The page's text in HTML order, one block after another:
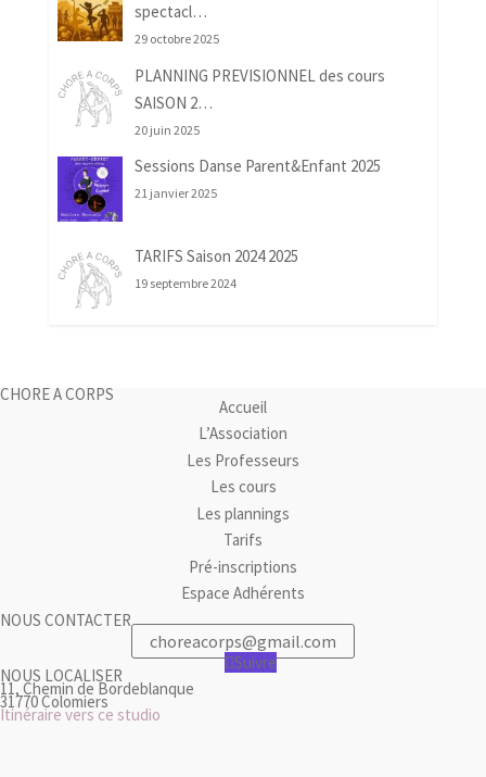
spectacl…
29 octobre 2025
PLANNING PREVISIONNEL des cours
SAISON 2…
20 juin 2025
Sessions Danse Parent&Enfant 2025
21 janvier 2025
TARIFS Saison 2024 2025
19 septembre 2024
CHORE A CORPS
Accueil
L’Association
Les Professeurs
Les cours
Les plannings
Tarifs
Pré-inscriptions
Espace Adhérents
NOUS CONTACTER
choreacorps@gmail.com
Suivre
NOUS LOCALISER
11, Chemin de Bordeblanque
31770 Colomiers
Itinéraire vers ce studio